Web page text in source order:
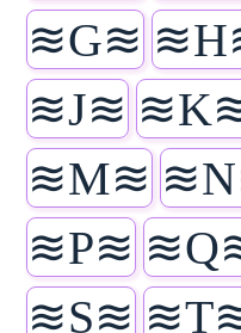
≋G≋
≋J≋
≋M≋
≋P≋
≋S≋